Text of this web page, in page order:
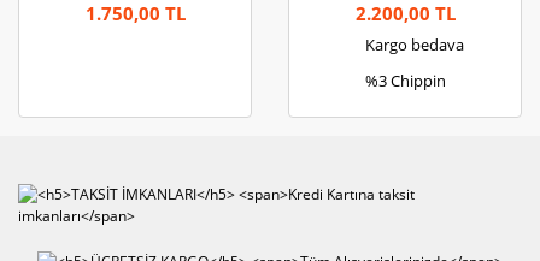
1.750,00 TL 2.200,00 TL
Kargo bedava
%3 Chippin